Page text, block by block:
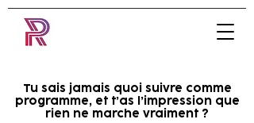
Tu sais jamais quoi suivre comme
programme, et t’as l’impression que
rien ne marche vraiment ?